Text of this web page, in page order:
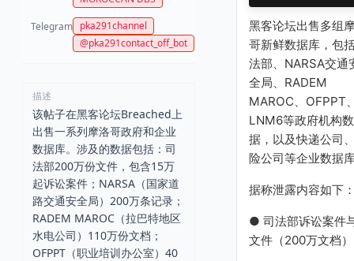
Telegram pka291channel
@pka291contact_off_bot
描述
该帖子在黑客论坛Breached上
出售一系列摩洛哥政府和企业
数据库。涉及的数据包括：司
法部200万份文件，包含15万
起诉讼案件；NARSA（国家道
路交通安全局）200万条记录；
RADEM MAROC（拉巴特地区
水电公司）110万份文档；
OFPPT（职业培训办公室）40
黑客论坛出售多组
哥新鲜数据库，包
法部、NARSA交通
全局、RADEM
MAROC、OFPPT
LNM6等政府机构数
据，以及快递公司
险公司等企业数据
据称泄露内容如下
● 司法部诉讼案件
文件（200万文档）